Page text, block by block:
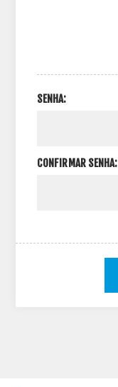
SENHA:
CONFIRMAR SENHA: